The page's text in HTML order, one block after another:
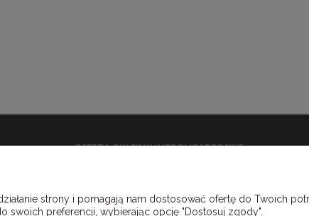
OFERTA OKLEINY INTROLIGATORSKIE
Okleiny papierowe
strony i pomagają nam dostosować ofertę do Twoich
preferencji, wybierając opcję "Dostosuj zgody".